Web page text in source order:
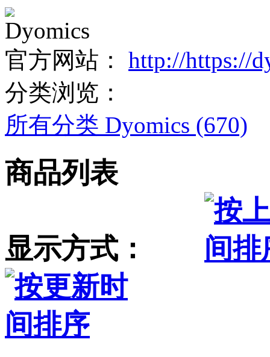
Dyomics
官方网站： http://https://
分类浏览：
所有分类 Dyomics (670)
商品列表
显示方式：